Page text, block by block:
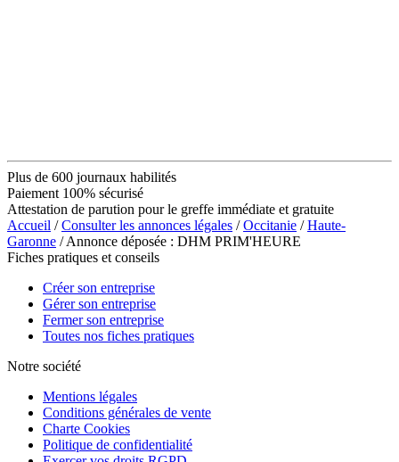
Plus de 600 journaux habilités
Paiement 100% sécurisé
Attestation de parution pour le greffe immédiate et gratuite
Accueil /Consulter les annonces légales /Occitanie /Haute-
Garonne / Annonce déposée : DHM PRIM'HEURE
Fiches pratiques et conseils
Créer son entreprise
Gérer son entreprise
Fermer son entreprise
Toutes nos fiches pratiques
Notre société
Mentions légales
Conditions générales de vente
Charte Cookies
Politique de confidentialité